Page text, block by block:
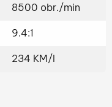
8500 obr./min
9.4:1
234 KM/l